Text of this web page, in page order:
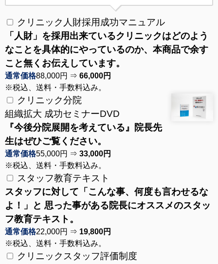
クリニック人財採用成功マニュアル
「人財」を採用出来ているクリニックはどのよう
なことを具体的にやっているのか、本商品で余す
こと無くお伝えしています。
通常価格88,000円 ⇒ 66,000円
※税込、送料・手数料込み。
クリニック分院
組織拡大 成功セミナーDVD
『今後分院展開を考えている』院長先
生はぜひご覧ください。
通常価格55,000円 ⇒ 33,000円
※税込、送料・手数料込み。
スタッフ教育テキスト
スタッフに対して「こんな事、何度も言わせるな
よ！」と 思った事がある院長にオススメのスタッ
フ教育テキスト。
通常価格22,000円 ⇒ 19,800円
※税込、送料・手数料込み。
クリニックスタッフ評価制度